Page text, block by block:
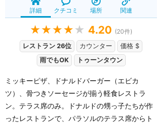
詳細 クチコミ 場所 関連
★★★★ ★ 4.20 (20件)
レストラン 26位
カウンター
価格 $
雨でもOK
トゥーンタウン
ミッキーピザ、ドナルドバーガー（エビカ
ツ）、骨つきソーセージが揃う軽食レストラ
ン。テラス席のみ。ドナルドの甥っ子たちが作
ったレストランで、パラソルのテラス席からト